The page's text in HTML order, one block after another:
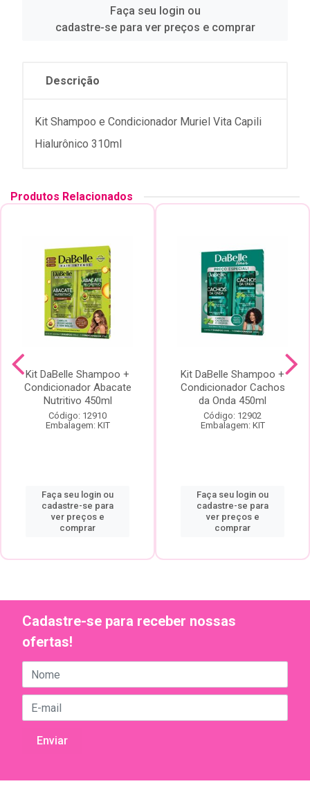
Faça seu login ou
cadastre-se para ver preços e comprar
Descrição
Kit Shampoo e Condicionador Muriel Vita Capili
Hialurônico 310ml
Produtos Relacionados
Kit DaBelle Shampoo +
Condicionador Abacate
Nutritivo 450ml
Código: 12910
Embalagem: KIT
Faça seu login ou
cadastre-se para
ver preços e
comprar
Kit DaBelle Shampoo +
Condicionador Cachos
da Onda 450ml
Código: 12902
Embalagem: KIT
Faça seu login ou
cadastre-se para
ver preços e
comprar
Cadastre-se para receber nossas
ofertas!